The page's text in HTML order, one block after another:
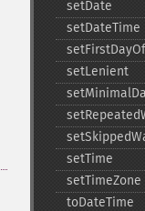
setDate
setDateTime
setLenient
setTime
setTimeZone
toDateTime